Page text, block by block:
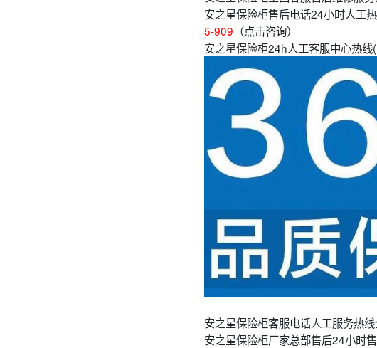
安之星保险柜售后电话24小时人工
5-909 （点击咨询）
安之星保险柜24h人工客服中心热线
安之星保险柜客服电话人工服务热
安之星保险柜厂家总部售后24小时